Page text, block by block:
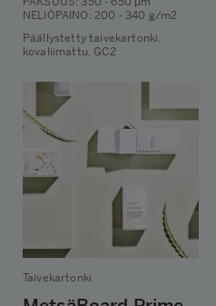
NELIÖPAINO : 200 - 340 g/m2
Päällystetty taivekartonki,
kovaliimattu, GC2
Taivekartonki